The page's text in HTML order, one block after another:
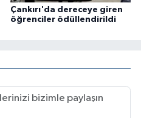
Çankırı'da dereceye giren
öğrenciler ödüllendirildi